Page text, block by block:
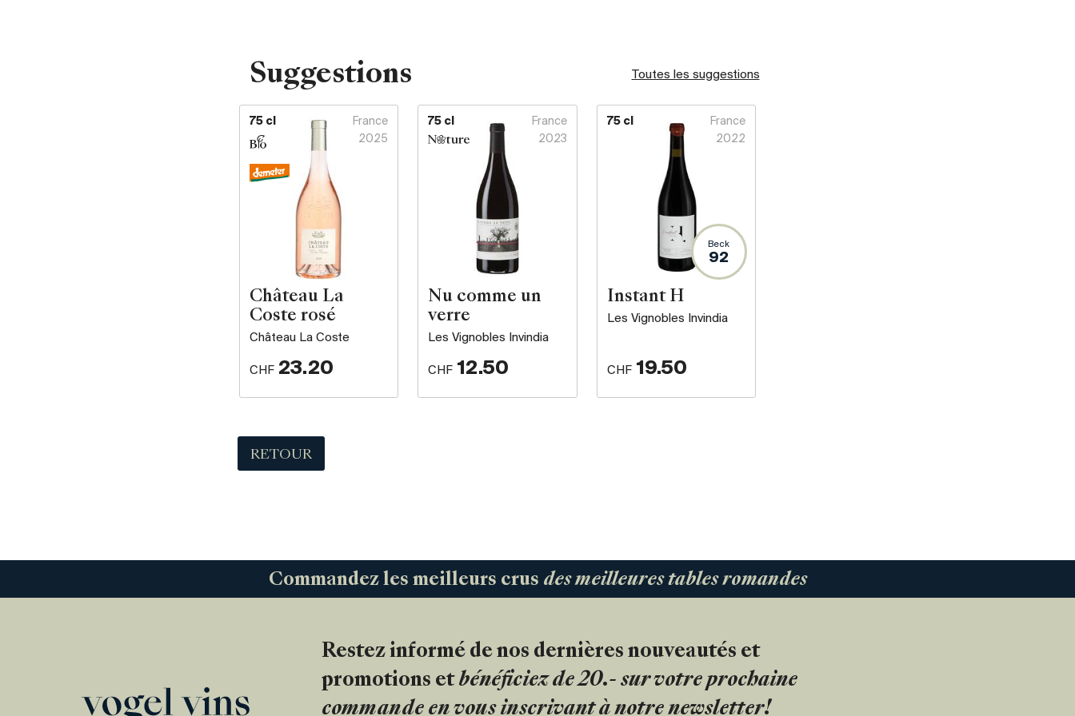
Suggestions Toutes les suggestions
75 cl
France
2025
Château La
Coste rosé
Château La Coste
CHF 23.20
75 cl
France
2023
Nu comme un
verre
Les Vignobles Invindia
CHF 12.50
75 cl
France
2022
Beck
92
Instant H
Les Vignobles Invindia
CHF 19.50
RETOUR
Commandez les meilleurs crus des meilleures tables romandes
Restez informé de nos dernières nouveautés et
promotions et bénéficiez de 20.- sur votre prochaine
commande en vous inscrivant à notre newsletter!